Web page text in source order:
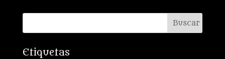
Etiquetas